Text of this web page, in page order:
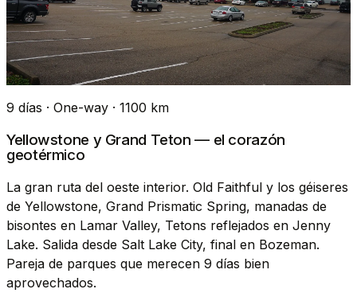
9 días · One-way · 1100 km
Yellowstone y Grand Teton — el corazón
geotérmico
La gran ruta del oeste interior. Old Faithful y los géiseres
de Yellowstone, Grand Prismatic Spring, manadas de
bisontes en Lamar Valley, Tetons reflejados en Jenny
Lake. Salida desde Salt Lake City, final en Bozeman.
Pareja de parques que merecen 9 días bien
aprovechados.